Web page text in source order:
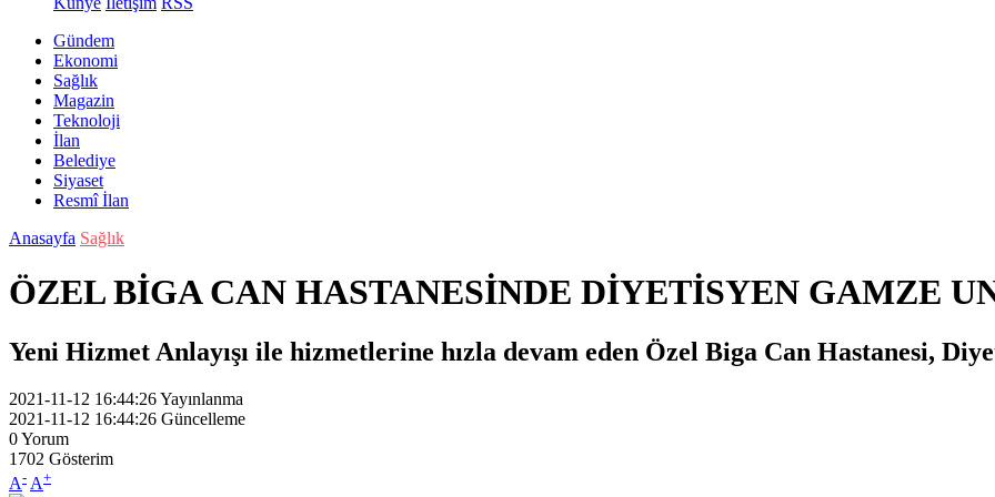
Gündem
Ekonomi
Sağlık
Magazin
Teknoloji
İlan
Belediye
Siyaset
Resmî İlan
Anasayfa Sağlık
ÖZEL BİGA CAN HASTANESİNDE DİYETİSYEN GAMZE
Yeni Hizmet Anlayışı ile hizmetlerine hızla devam eden Özel Biga Can Hastanesi,
2021-11-12 16:44:26Yayınlanma
2021-11-12 16:44:26 Güncelleme
0Yorum
1702 Gösterim
A- A+